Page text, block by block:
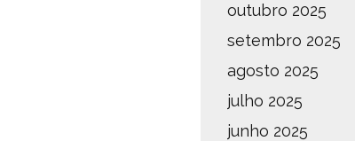
outubro 2025
setembro 2025
agosto 2025
julho 2025
junho 2025